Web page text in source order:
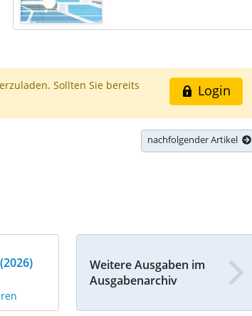
Login
Sollten Sie bereits
nachfolgender Artikel
Weitere Ausgaben im
Ausgabenarchiv